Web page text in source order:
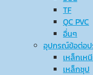
TF
QC PVC
อื่นๆ
อุปกรณ์ข้อต่อป
เหล็กเห
เหล็กชุป